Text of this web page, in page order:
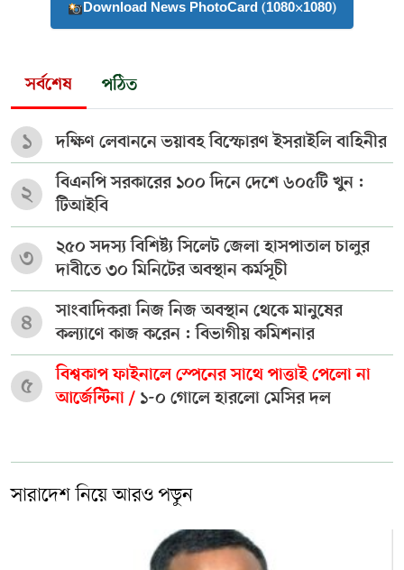
Download News PhotoCard (1080×1080)
সর্বশেষ পঠিত
১ দক্ষিণ লেবাননে ভয়াবহ বিস্ফোরণ ইসরাইলি বাহিনীর
২
বিএনপি সরকারের ১০০ দিনে দেশে ৬০৫টি খুন :
টিআইবি
৩
২৫০ সদস্য বিশিষ্ট্য সিলেট জেলা হাসপাতাল চালুর
দাবীতে ৩০ মিনিটের অবস্থান কর্মসূচী
৪
সাংবাদিকরা নিজ নিজ অবস্থান থেকে মানুষের
কল্যাণে কাজ করেন : বিভাগীয় কমিশনার
৫
বিশ্বকাপ ফাইনালে স্পেনের সাথে পাত্তাই পেলো না
আর্জেন্টিনা / ১-০ গোলে হারলো মেসির দল
সারাদেশ নিয়ে আরও পড়ুন